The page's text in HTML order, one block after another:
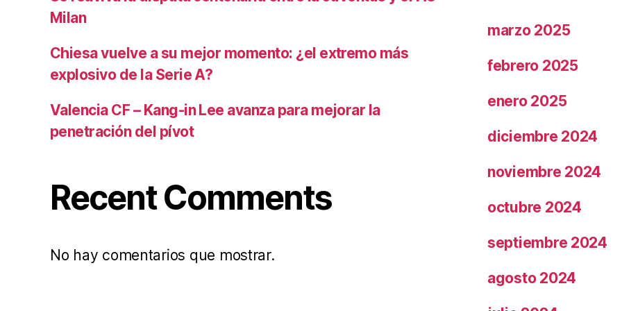
Milan
Chiesa vuelve a su mejor momento: ¿el extremo más
explosivo de la Serie A?
Valencia CF – Kang-in Lee avanza para mejorar la
penetración del pívot
Recent Comments
No hay comentarios que mostrar.
marzo 2025
febrero 2025
enero 2025
diciembre 2024
noviembre 2024
octubre 2024
septiembre 2024
agosto 2024